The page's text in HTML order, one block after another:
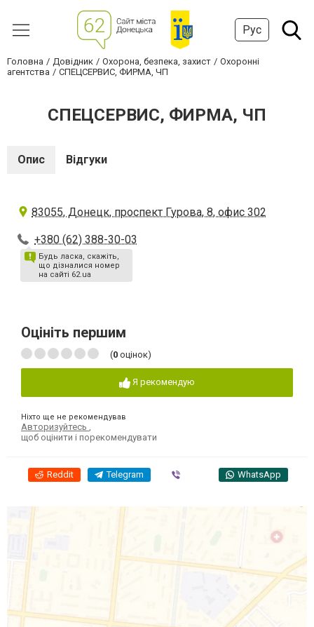
Рус
Головна Довідник Охорона, безпека, захист
Охоронні
агентства
СПЕЦСЕРВИС, ФИРМА, ЧП
СПЕЦСЕРВИС, ФИРМА, ЧП
Опис Відгуки
83055, Донецк, проспект Гурова, 8, офис 302
+380 (62) 388-30-03
Будь ласка, скажіть,
що дізналися номер
на сайті 62.ua
Оцініть першим
(0 оцінок)
Я рекомендую
Ніхто ще не рекомендував
Авторизуйтесь
щоб оцінити і порекомендувати
Reddit Telegram WhatsApp